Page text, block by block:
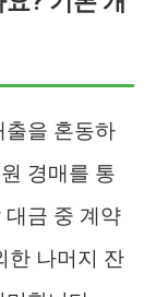
출을 혼동하
경매를 통
대금 중 계약
한 나머지 잔